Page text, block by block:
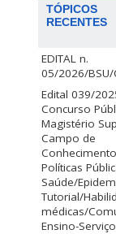
TÓPICOS
RECENTES
EDITAL n.
05/2026/BSU/
Edital 039/
Concurso
Magistério
Campo de
Conhecimento
Políticas
Saúde/
Tutorial/
médicas/
Ensino-Serviço